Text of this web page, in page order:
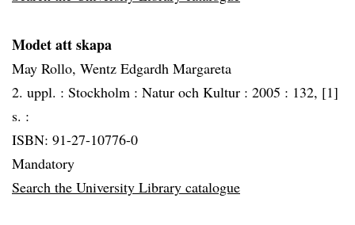
Modet att skapa
May Rollo, Wentz Edgardh Margareta
2. uppl. : Stockholm : Natur och Kultur : 2005 : 132, [1]
s. :
ISBN: 91-27-10776-0
Mandatory
Search the University Library catalogue